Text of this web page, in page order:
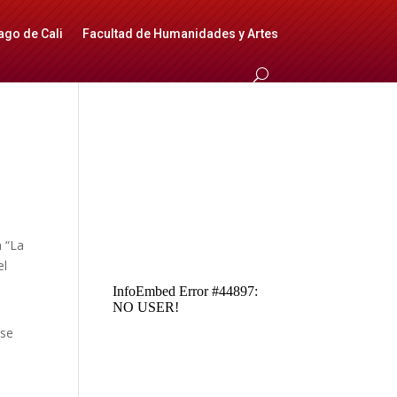
de Cali Facultad de Humanidades y Artes